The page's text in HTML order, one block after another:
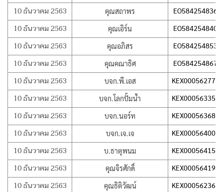
10 ธันวาคม 2563 คุณสถาพร
10 ธันวาคม 2563 คุณเอิร์น
10 ธันวาคม 2563 คุณอภิสร
10 ธันวาคม 2563 คุณคณาธิศ
10 ธันวาคม 2563 บจก.พี.เอส
10 ธันวาคม 2563 บจก.โลกปั้มน้ำ
10 ธันวาคม 2563 บจก.นอร์ท
10 ธันวาคม 2563 บจก.เจ.เจ
10 ธันวาคม 2563 บ.ธาตุพนม
10 ธันวาคม 2563 คุณจิรศักดิ์
10 ธันวาคม 2563 คุณธิติวัฒน์